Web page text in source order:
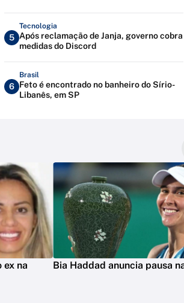
5
Tecnologia
Após reclamação de Janja, governo cobra
medidas do Discord
6
Brasil
Feto é encontrado no banheiro do Sírio-
Libanês, em SP
ex na
Bia Haddad anuncia pausa